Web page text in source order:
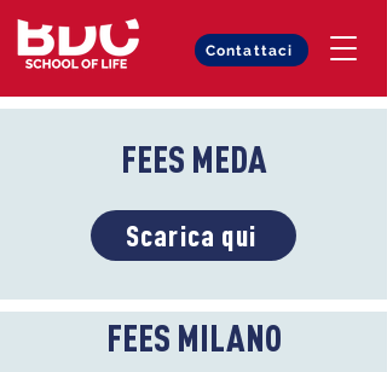
Contattaci
FEES
FEES MEDA
Scarica qui
FEES MILANO